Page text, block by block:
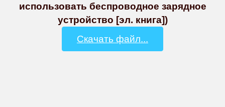
использовать беспроводное зарядное
устройство [эл. книга])
Скачать файл...